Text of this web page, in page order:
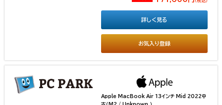
お気入り登録
詳しく見る
Apple MacBook Air 13インチ Mid 2022中